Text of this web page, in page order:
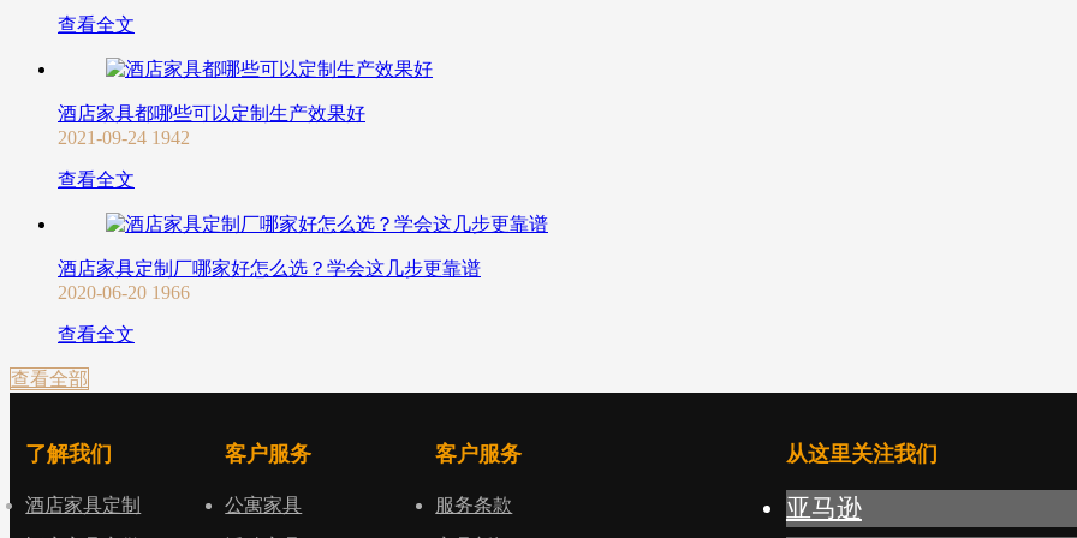
查看全文
酒店家具都哪些可以定制生产效果好
2021-09-24 1942
查看全文
酒店家具定制厂哪家好怎么选？学会这几步更靠谱
2020-06-20 1966
查看全文
查看全部
了解我们
酒店家具定制
客户服务
公寓家具
客户服务
服务条款
从这里关注我们
亚马逊